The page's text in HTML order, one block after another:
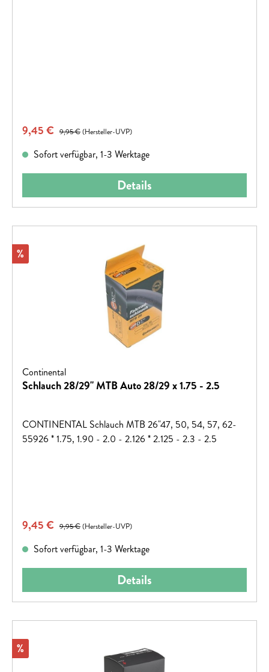
Verkaufspreis:
9,45 € Regulärer Preis:
9,95 €(Hersteller-UVP)
Sofort verfügbar, 1-3 Werktage
Details
Rabatt
%
Continental
Schlauch 28/29" MTB Auto 28/29 x 1.75 - 2.5
CONTINENTAL Schlauch MTB 26"47, 50, 54, 57, 62-
55926 * 1.75, 1.90 - 2.0 - 2.126 * 2.125 - 2.3 - 2.5
Verkaufspreis:
9,45 € Regulärer Preis:
9,95 €(Hersteller-UVP)
Sofort verfügbar, 1-3 Werktage
Details
Rabatt
%